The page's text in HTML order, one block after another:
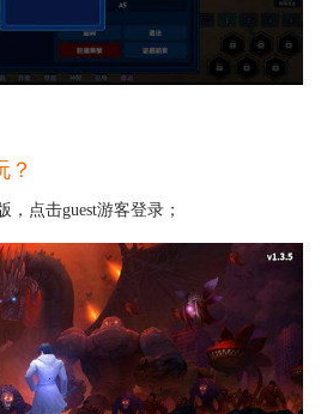
？
点击guest游客登录；